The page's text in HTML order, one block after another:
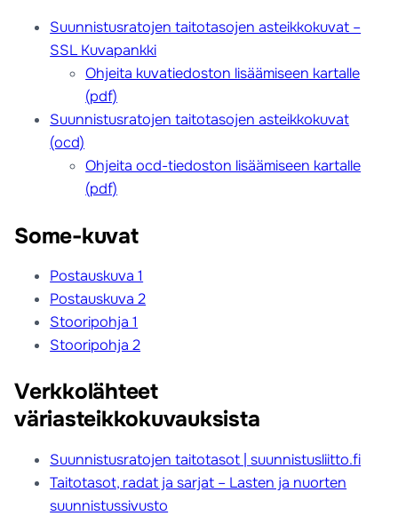
Suunnistusratojen taitotasojen asteikkokuvat –
SSL Kuvapankki
Ohjeita kuvatiedoston lisäämiseen kartalle
(pdf)
Suunnistusratojen taitotasojen asteikkokuvat
(ocd)
Ohjeita ocd-tiedoston lisäämiseen kartalle
(pdf)
Some-kuvat
Postauskuva 1
Postauskuva 2
Stooripohja 1
Stooripohja 2
Verkkolähteet
väriasteikkokuvauksista
Suunnistusratojen taitotasot | suunnistusliitto.fi
Taitotasot, radat ja sarjat – Lasten ja nuorten
suunnistussivusto